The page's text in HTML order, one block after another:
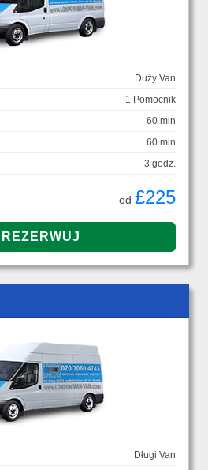
Duży Van
1 Pomocnik
60 min
60 min
3 godz.
od £225
Długi Van